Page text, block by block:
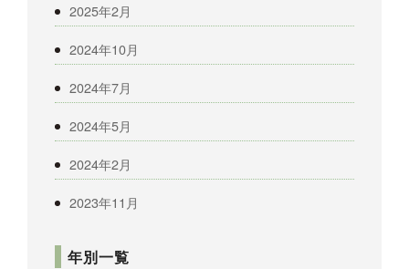
2025年2月
2024年10月
2024年7月
2024年5月
2024年2月
2023年11月
年別一覧